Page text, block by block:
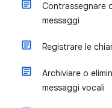
Contrassegnare
messaggi
Registrare le
Archiviare o
messaggi vocali